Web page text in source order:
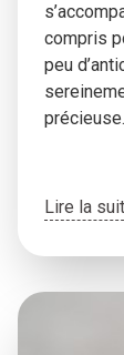
compris
peu
précieuse.
Lire la